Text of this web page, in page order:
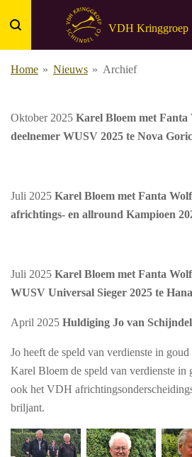
direct
naar
de
VDH Kringgroep
Home » Nieuws » Archief
Oktober 2025 Karel Bloem met Fanta
deelnemer WUSV 2025 te Nova
Juli 2025 Karel Bloem met Fanta
africhtings- en allround Kampioen
Juli 2025 Karel Bloem met Fanta
WUSV Universal Sieger 2025 te
April 2025 Huldiging Jo van
Jo heeft de speld van verdienste in
Karel Bloem de speld van verdienste in
ook het VDH
briljant.